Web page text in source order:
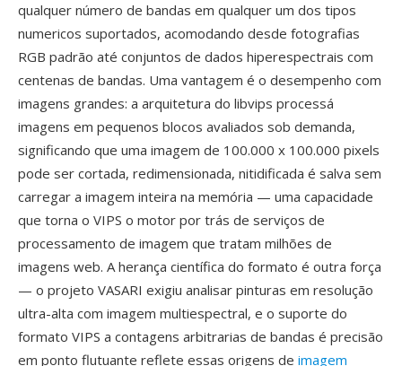
qualquer número de bandas em qualquer um dos tipos
numericos suportados, acomodando desde fotografias
RGB padrão até conjuntos de dados hiperespectrais com
centenas de bandas. Uma vantagem é o desempenho com
imagens grandes: a arquitetura do libvips processá
imagens em pequenos blocos avaliados sob demanda,
significando que uma imagem de 100.000 x 100.000 pixels
pode ser cortada, redimensionada, nitidificada é salva sem
carregar a imagem inteira na memória — uma capacidade
que torna o VIPS o motor por trás de serviços de
processamento de imagem que tratam milhões de
imagens web. A herança científica do formato é outra força
— o projeto VASARI exigiu analisar pinturas em resolução
ultra-alta com imagem multiespectral, e o suporte do
formato VIPS a contagens arbitrarias de bandas é precisão
em ponto flutuante reflete essas origens de imagem